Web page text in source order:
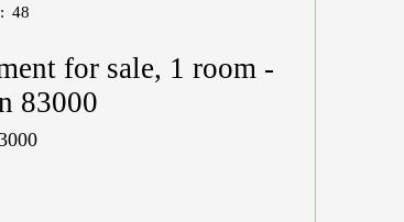
: 48
for sale, 1 room -
83000